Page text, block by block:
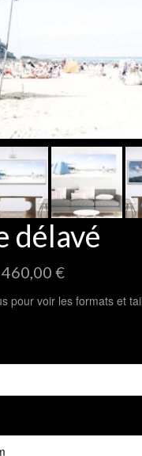
délavé
460,00 €Plage
prix :
pour voir les formats et